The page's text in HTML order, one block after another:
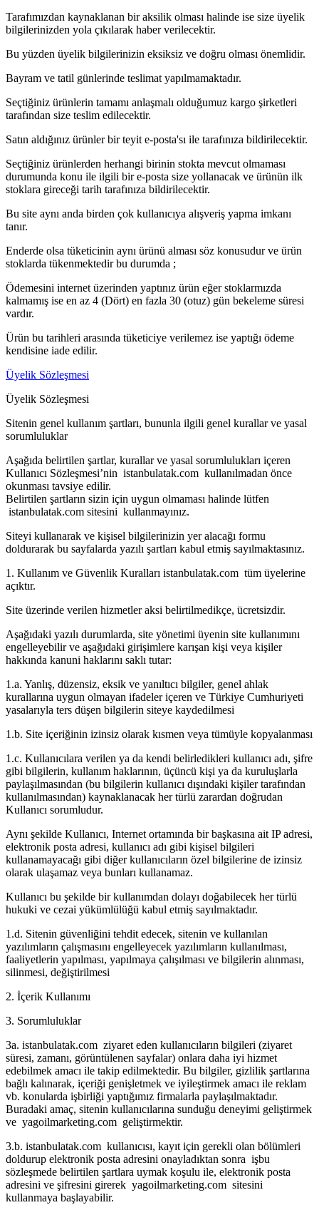
Tarafımızdan kaynaklanan bir aksilik olması halinde ise size üyelik
bilgilerinizden yola çıkılarak haber verilecektir.
Bu yüzden üyelik bilgilerinizin eksiksiz ve doğru olması önemlidir.
Bayram ve tatil günlerinde teslimat yapılmamaktadır.
Seçtiğiniz ürünlerin tamamı anlaşmalı olduğumuz kargo şirketleri
tarafından size teslim edilecektir.
Satın aldığınız ürünler bir teyit e-posta'sı ile tarafınıza bildirilecektir.
Seçtiğiniz ürünlerden herhangi birinin stokta mevcut olmaması
durumunda konu ile ilgili bir e-posta size yollanacak ve ürünün ilk
stoklara gireceği tarih tarafınıza bildirilecektir.
Bu site aynı anda birden çok kullanıcıya alışveriş yapma imkanı
tanır.
Enderde olsa tüketicinin aynı ürünü alması söz konusudur ve ürün
stoklarda tükenmektedir bu durumda ;
Ödemesini internet üzerinden yaptınız ürün eğer stoklarmızda
kalmamış ise en az 4 (Dört) en fazla 30 (otuz) gün bekeleme süresi
vardır.
Ürün bu tarihleri arasında tüketiciye verilemez ise yaptığı ödeme
kendisine iade edilir.
Üyelik Sözleşmesi
Üyelik Sözleşmesi
Sitenin genel kullanım şartları, bununla ilgili genel kurallar ve yasal
sorumluluklar
Aşağıda belirtilen şartlar, kurallar ve yasal sorumlulukları içeren
Kullanıcı Sözleşmesi’nin istanbulatak.com kullanılmadan önce
okunması tavsiye edilir.
Belirtilen şartların sizin için uygun olmaması halinde lütfen
istanbulatak.com sitesini kullanmayınız.
Siteyi kullanarak ve kişisel bilgilerinizin yer alacağı formu
doldurarak bu sayfalarda yazılı şartları kabul etmiş sayılmaktasınız.
1. Kullanım ve Güvenlik Kuralları istanbulatak.com tüm üyelerine
açıktır.
Site üzerinde verilen hizmetler aksi belirtilmedikçe, ücretsizdir.
Aşağıdaki yazılı durumlarda, site yönetimi üyenin site kullanımını
engelleyebilir ve aşağıdaki girişimlere karışan kişi veya kişiler
hakkında kanuni haklarını saklı tutar:
1.a. Yanlış, düzensiz, eksik ve yanıltıcı bilgiler, genel ahlak
kurallarına uygun olmayan ifadeler içeren ve Türkiye Cumhuriyeti
yasalarıyla ters düşen bilgilerin siteye kaydedilmesi
1.b. Site içeriğinin izinsiz olarak kısmen veya tümüyle kopyalanması
1.c. Kullanıcılara verilen ya da kendi belirledikleri kullanıcı adı, şifre
gibi bilgilerin, kullanım haklarının, üçüncü kişi ya da kuruluşlarla
paylaşılmasından (bu bilgilerin kullanıcı dışındaki kişiler tarafından
kullanılmasından) kaynaklanacak her türlü zarardan doğrudan
Kullanıcı sorumludur.
Aynı şekilde Kullanıcı, Internet ortamında bir başkasına ait IP adresi,
elektronik posta adresi, kullanıcı adı gibi kişisel bilgileri
kullanamayacağı gibi diğer kullanıcıların özel bilgilerine de izinsiz
olarak ulaşamaz veya bunları kullanamaz.
Kullanıcı bu şekilde bir kullanımdan dolayı doğabilecek her türlü
hukuki ve cezai yükümlülüğü kabul etmiş sayılmaktadır.
1.d. Sitenin güvenliğini tehdit edecek, sitenin ve kullanılan
yazılımların çalışmasını engelleyecek yazılımların kullanılması,
faaliyetlerin yapılması, yapılmaya çalışılması ve bilgilerin alınması,
silinmesi, değiştirilmesi
2. İçerik Kullanımı
3. Sorumluluklar
3a. istanbulatak.com ziyaret eden kullanıcıların bilgileri (ziyaret
süresi, zamanı, görüntülenen sayfalar) onlara daha iyi hizmet
edebilmek amacı ile takip edilmektedir. Bu bilgiler, gizlilik şartlarına
bağlı kalınarak, içeriği genişletmek ve iyileştirmek amacı ile reklam
vb. konularda işbirliği yaptığımız firmalarla paylaşılmaktadır.
Buradaki amaç, sitenin kullanıcılarına sunduğu deneyimi geliştirmek
ve yagoilmarketing.com geliştirmektir.
3.b. istanbulatak.com kullanıcısı, kayıt için gerekli olan bölümleri
doldurup elektronik posta adresini onayladıktan sonra işbu
sözleşmede belirtilen şartlara uymak koşulu ile, elektronik posta
adresini ve şifresini girerek yagoilmarketing.com sitesini
kullanmaya başlayabilir.